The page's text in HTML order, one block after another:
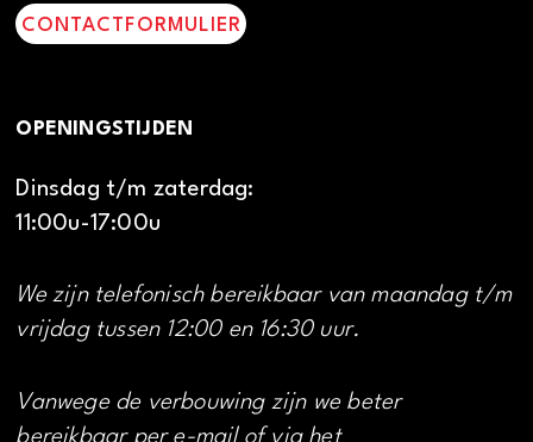
CONTACTFORMULIER
OPENINGSTIJDEN
Dinsdag t/m zaterdag:
11:00u-17:00u
We zijn telefonisch bereikbaar van maandag t/m
vrijdag tussen 12:00 en 16:30 uur.
Vanwege de verbouwing zijn we beter
bereikbaar per e-mail of via het